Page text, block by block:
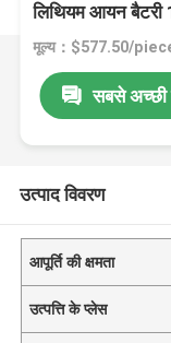
लिथियम आयन
सबसे अच्छी
उत्पाद विवरण
आपूर्ति की क्षमता
उत्पत्ति के प्लेस